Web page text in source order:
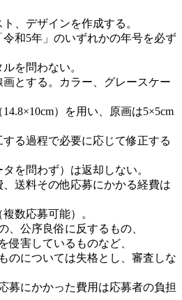
、デザインを作成する。
令和5年」のいずれかの年号を必ず
を問わない。
とする。カラー、グレースケー
）を用い、原画は5×5cm
る過程で必要に応じて修正する
を問わず）は返却しない。
送料その他応募にかかる経費は
数応募可能）。
、公序良俗に反するもの、
侵害しているものなど、
のについては失格とし、審査しな
募にかかった費用は応募者の負担